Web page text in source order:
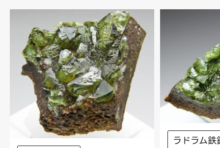
ラドラム鉄